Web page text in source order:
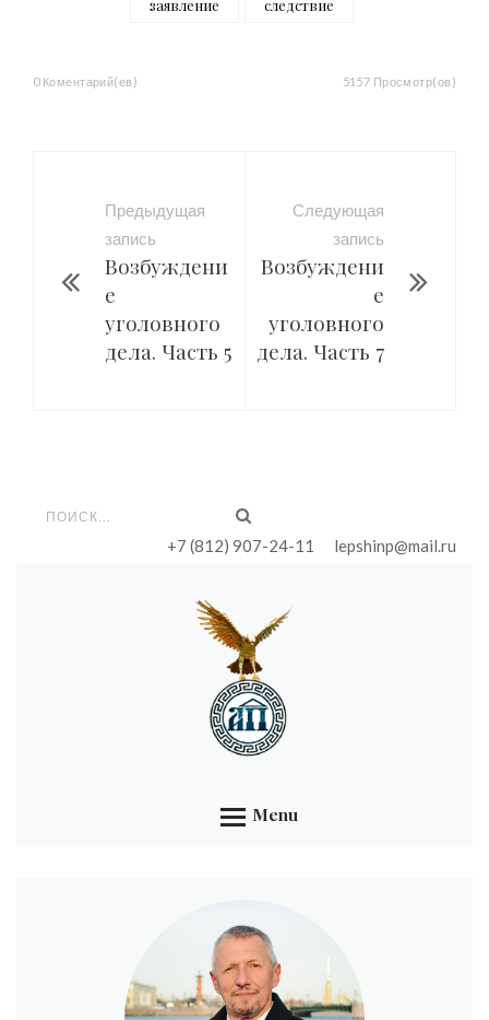
заявление следствие
0 Коментарий(ев) 5157 Просмотр(ов)
Предыдущая
запись
Возбуждени
е
уголовного
дела. Часть 5
Следующая
запись
Возбуждени
е
уголовного
дела. Часть 7